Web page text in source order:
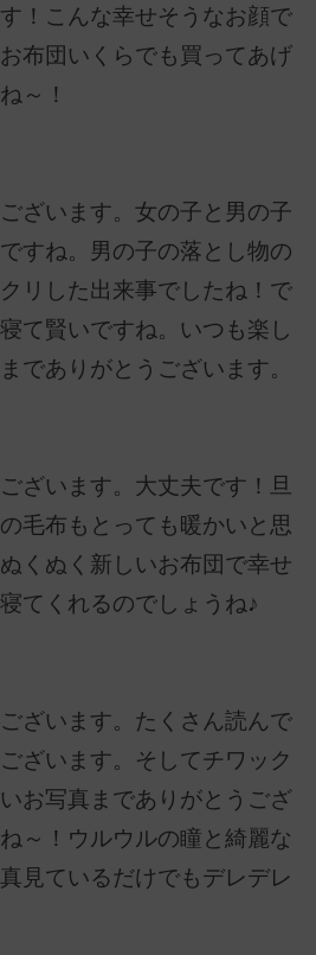
！こんな幸せそうなお顔で
布団いくらでも買ってあげ
～！
ざいます。女の子と男の子
すね。男の子の落とし物の
リした出来事でしたね！で
て賢いですね。いつも楽し
でありがとうございます。
ざいます。大丈夫です！旦
毛布もとっても暖かいと思
くぬく新しいお布団で幸せ
てくれるのでしょうね♪
ざいます。たくさん読んで
ざいます。そしてチワック
お写真までありがとうござ
～！ウルウルの瞳と綺麗な
見ているだけでもデレデレ